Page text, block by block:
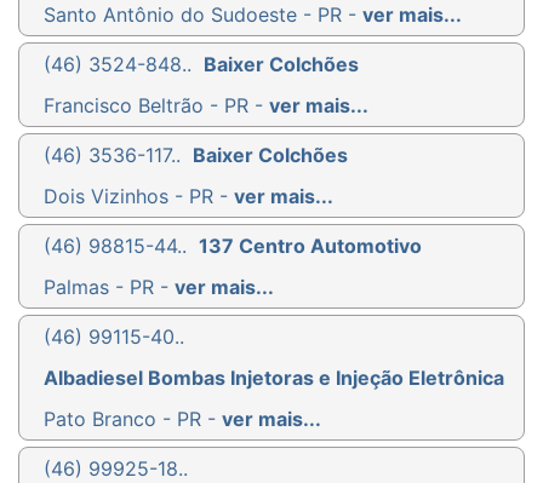
Santo Antônio do Sudoeste - PR - ver mais...
(46) 3524-848.. Baixer Colchões
Francisco Beltrão - PR - ver mais...
(46) 3536-117.. Baixer Colchões
Dois Vizinhos - PR - ver mais...
(46) 98815-44.. 137 Centro Automotivo
Palmas - PR - ver mais...
(46) 99115-40..
Albadiesel Bombas Injetoras e Injeção Eletrônica
Pato Branco - PR - ver mais...
(46) 99925-18..